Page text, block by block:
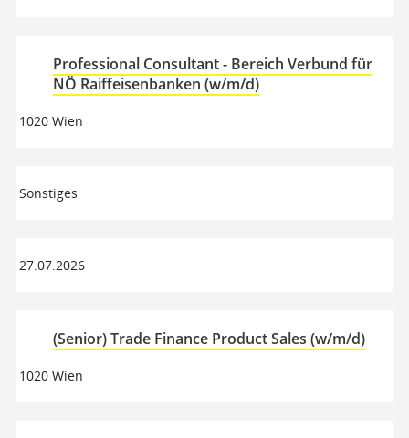
Professional Consultant - Bereich Verbund für
NÖ Raiffeisenbanken (w/m/d)
1020 Wien
Sonstiges
27.07.2026
(Senior) Trade Finance Product Sales (w/m/d)
1020 Wien